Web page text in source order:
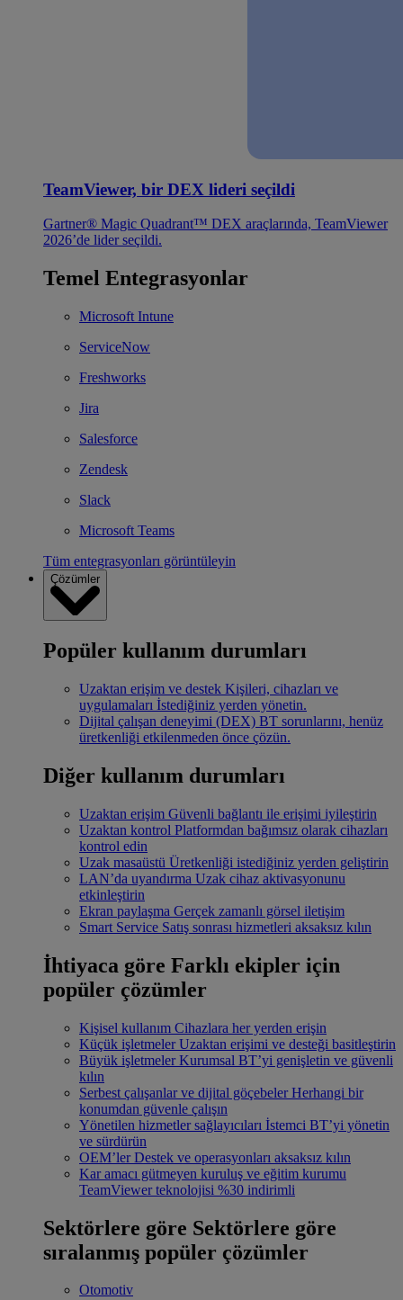
TeamViewer, bir DEX lideri seçildi
Gartner® Magic Quadrant™ DEX araçlarında, TeamViewer
2026’de lider seçildi.
Temel Entegrasyonlar
Microsoft Intune
ServiceNow
Freshworks
Jira
Salesforce
Zendesk
Slack
Microsoft Teams
Tüm entegrasyonları görüntüleyin
Çözümler
Popüler kullanım durumları
Uzaktan erişim ve destek Kişileri, cihazları ve
uygulamaları İstediğiniz yerden yönetin.
Dijital çalışan deneyimi (DEX) BT sorunlarını, henüz
üretkenliği etkilenmeden önce çözün.
Diğer kullanım durumları
Uzaktan erişim Güvenli bağlantı ile erişimi iyileştirin
Uzaktan kontrol Platformdan bağımsız olarak cihazları
kontrol edin
Uzak masaüstü Üretkenliği istediğiniz yerden geliştirin
LAN’da uyandırma Uzak cihaz aktivasyonunu
etkinleştirin
Ekran paylaşma Gerçek zamanlı görsel iletişim
Smart Service Satış sonrası hizmetleri aksaksız kılın
İhtiyaca göre Farklı ekipler için
popüler çözümler
Kişisel kullanım Cihazlara her yerden erişin
Küçük işletmeler Uzaktan erişimi ve desteği basitleştirin
Büyük işletmeler Kurumsal BT’yi genişletin ve güvenli
kılın
Serbest çalışanlar ve dijital göçebeler Herhangi bir
konumdan güvenle çalışın
Yönetilen hizmetler sağlayıcıları İstemci BT’yi yönetin
ve sürdürün
OEM’ler Destek ve operasyonları aksaksız kılın
Kar amacı gütmeyen kuruluş ve eğitim kurumu
TeamViewer teknolojisi %30 indirimli
Sektörlere göre Sektörlere göre
sıralanmış popüler çözümler
Otomotiv